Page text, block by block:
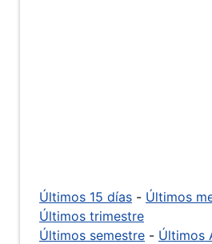
Últimos 15 días - Últimos
Últimos trimestre
Últimos semestre - Últimos